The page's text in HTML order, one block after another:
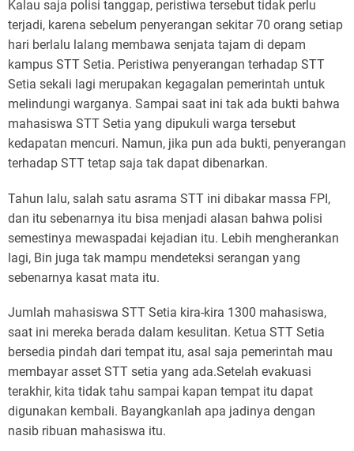
Kalau saja polisi tanggap, peristiwa tersebut tidak perlu
terjadi, karena sebelum penyerangan sekitar 70 orang setiap
hari berlalu lalang membawa senjata tajam di depam
kampus STT Setia. Peristiwa penyerangan terhadap STT
Setia sekali lagi merupakan kegagalan pemerintah untuk
melindungi warganya. Sampai saat ini tak ada bukti bahwa
mahasiswa STT Setia yang dipukuli warga tersebut
kedapatan mencuri. Namun, jika pun ada bukti, penyerangan
terhadap STT tetap saja tak dapat dibenarkan.
Tahun lalu, salah satu asrama STT ini dibakar massa FPI,
dan itu sebenarnya itu bisa menjadi alasan bahwa polisi
semestinya mewaspadai kejadian itu. Lebih mengherankan
lagi, Bin juga tak mampu mendeteksi serangan yang
sebenarnya kasat mata itu.
Jumlah mahasiswa STT Setia kira-kira 1300 mahasiswa,
saat ini mereka berada dalam kesulitan. Ketua STT Setia
bersedia pindah dari tempat itu, asal saja pemerintah mau
membayar asset STT setia yang ada.Setelah evakuasi
terakhir, kita tidak tahu sampai kapan tempat itu dapat
digunakan kembali. Bayangkanlah apa jadinya dengan
nasib ribuan mahasiswa itu.